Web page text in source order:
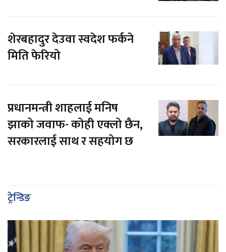
शेरबहादुर देउवा स्वदेश फर्कने
मिति फेरियो
प्रधानमन्त्री शाहलाई मनिष
झाको जवाफ- कोही एक्लो छैन,
सरकारलाई साथ र सहयोग छ
ट्रेन्डिङ